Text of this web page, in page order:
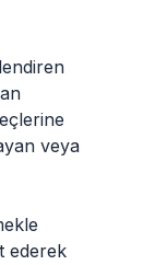
veya
ederek